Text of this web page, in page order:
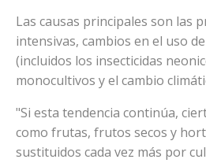
Las causas principales son las
intensivas, cambios en el uso
(incluidos los insecticidas
monocultivos y el cambio
"Si esta tendencia continúa,
como frutas, frutos secos y
sustituidos cada vez más por